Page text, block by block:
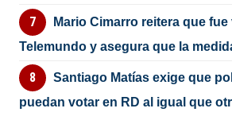
Mario Cimarro reitera que
Telemundo y asegura que la
Santiago Matías exige que
puedan votar en RD al igual que